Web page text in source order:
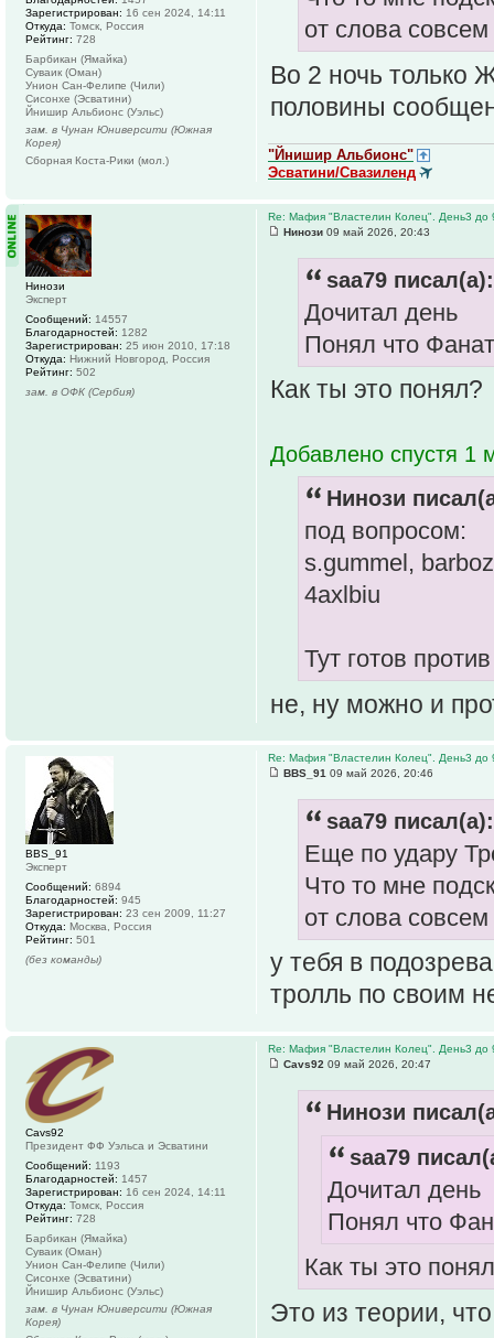
от слова совсем
Во 2 ночь только
половины
"Йнишир Альбионс"
Эсватини/Свазиленд
Зарегистрирован: 16 сен 2024, 14:11
Откуда: Томск, Россия
Рейтинг: 728
Барбикан (Ямайка)
Суваик (Оман)
Унион Сан-Фелипе (Чили)
Сисонхе (Эсватини)
Йнишир Альбионс (Уэльс)
зам. в Чунан Юниверсити (Южная
Корея)
Сборная Коста-Рики (мол.)
Re: Мафия "Властелин Колец". День3 до
Нинози 09 май 2026, 20:43
saa79 писал(а):
Дочитал день
Понял что
Как ты это понял?
Добавлено спустя 1
Нинози
под вопросом:
s.gummel,
4axlbiu
Тут готов
не, ну можно и
Нинози
Эксперт
Сообщений: 14557
Благодарностей: 1282
Зарегистрирован: 25 июн 2010, 17:18
Откуда: Нижний Новгород, Россия
Рейтинг: 502
зам. в ОФК (Сербия)
Re: Мафия "Властелин Колец". День3 до
BBS_91 09 май 2026, 20:46
saa79 писал(а):
Еще по удару
Что то мне
от слова совсем
у тебя в
тролль по своим
BBS_91
Эксперт
Сообщений: 6894
Благодарностей: 945
Зарегистрирован: 23 сен 2009, 11:27
Откуда: Москва, Россия
Рейтинг: 501
(без команды)
Re: Мафия "Властелин Колец". День3 до
Cavs92 09 май 2026, 20:47
Нинози
saa79
Дочитал день
Понял что
Как ты это
Это из теории,
Cavs92
Президент ФФ Уэльса и Эсватини
Сообщений: 1193
Благодарностей: 1457
Зарегистрирован: 16 сен 2024, 14:11
Откуда: Томск, Россия
Рейтинг: 728
Барбикан (Ямайка)
Суваик (Оман)
Унион Сан-Фелипе (Чили)
Сисонхе (Эсватини)
Йнишир Альбионс (Уэльс)
зам. в Чунан Юниверсити (Южная
Корея)